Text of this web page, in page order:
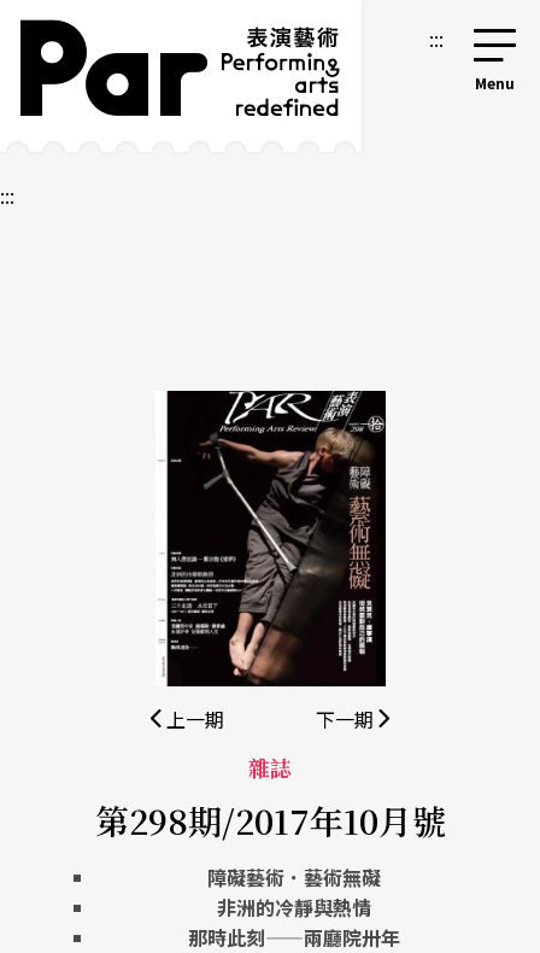
跳到主要內容區塊
網站導覽 :::
:::
上一期 下一期
雜誌
第298期/2017年10月號
障礙藝術．藝術無礙
非洲的冷靜與熱情
那時此刻——兩廳院卅年